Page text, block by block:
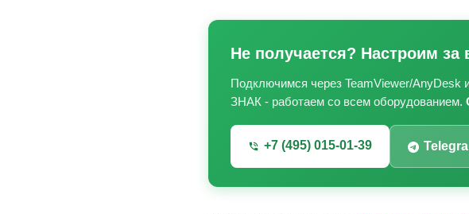
Не получается? Настроим за
Подключимся через TeamViewer/AnyDesk
ЗНАК - работаем со всем оборудованием.
+7 (495) 015-01-39